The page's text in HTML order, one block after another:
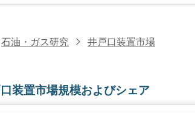
石油・ガス研究 井戸口装置市場
装置市場規模およびシェア